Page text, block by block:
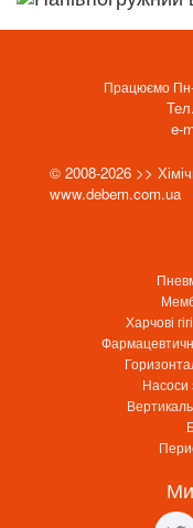
Працюємо
e-
© 2008-2026 >>
www.debem.com.ua
Харчові
Насоси